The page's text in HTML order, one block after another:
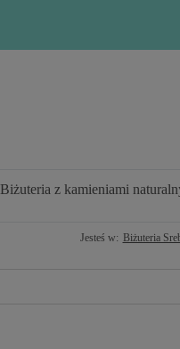
Biżuteria z kamieniami
Jesteś w: Biżuteria